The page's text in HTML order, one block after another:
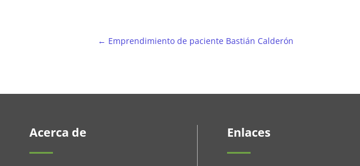
← Emprendimiento de paciente Bastián Calderón
Acerca de Enlaces